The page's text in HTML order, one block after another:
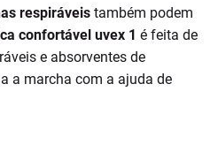
respiráveis também podem
confortável uvex 1 é feita de
e absorventes de
a marcha com a ajuda de